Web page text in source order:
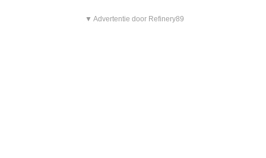
▼ Advertentie door Refinery89